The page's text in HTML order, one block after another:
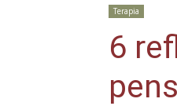
Terapia
6